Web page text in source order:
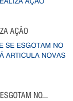
AÇÃO
NO...